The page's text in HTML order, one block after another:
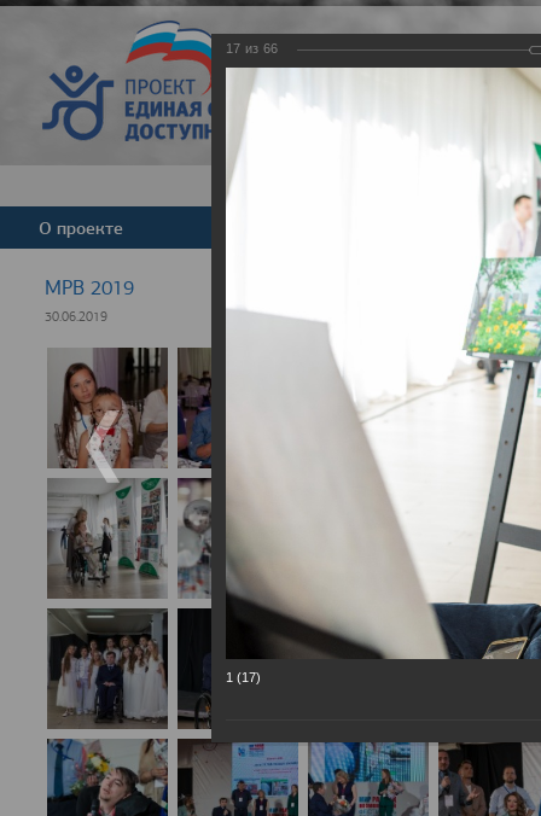
Версия для
О проекте
МРВ 2019
30.06.2019
17 из 66
1 (17)